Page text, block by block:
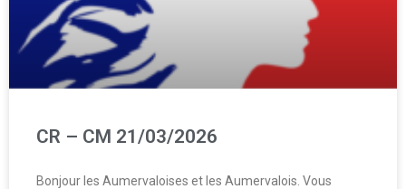
CR – CM 21/03/2026
Bonjour les Aumervaloises et les Aumervalois. Vous